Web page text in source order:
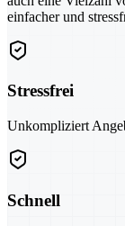
einfacher und
Stressfrei
Unkompliziert
Schnell